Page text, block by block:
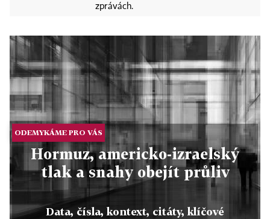
zprávách.
ODEMYKÁME PRO VÁS
Hormuz, americko-izraelský
tlak a snahy obejít průliv
Data, čísla, kontext, citáty, klíčové